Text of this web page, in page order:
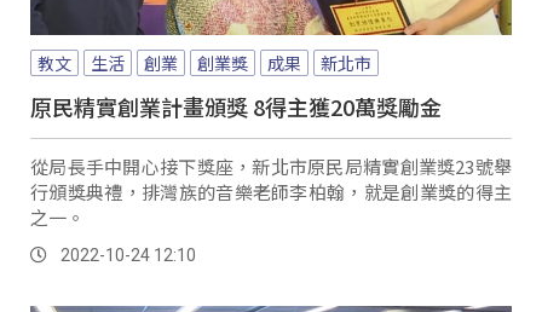
教文 生活 創業 創業獎 成果 新北市
原民精實創業計畫頒獎 8得主獲20萬獎勵金
從局長手中開心接下獎座，新北市原民局精實創業獎23號舉
行頒獎典禮，排灣族的音樂老師李柏翰，就是創業獎的得主
之一。
2022-10-24 12:10